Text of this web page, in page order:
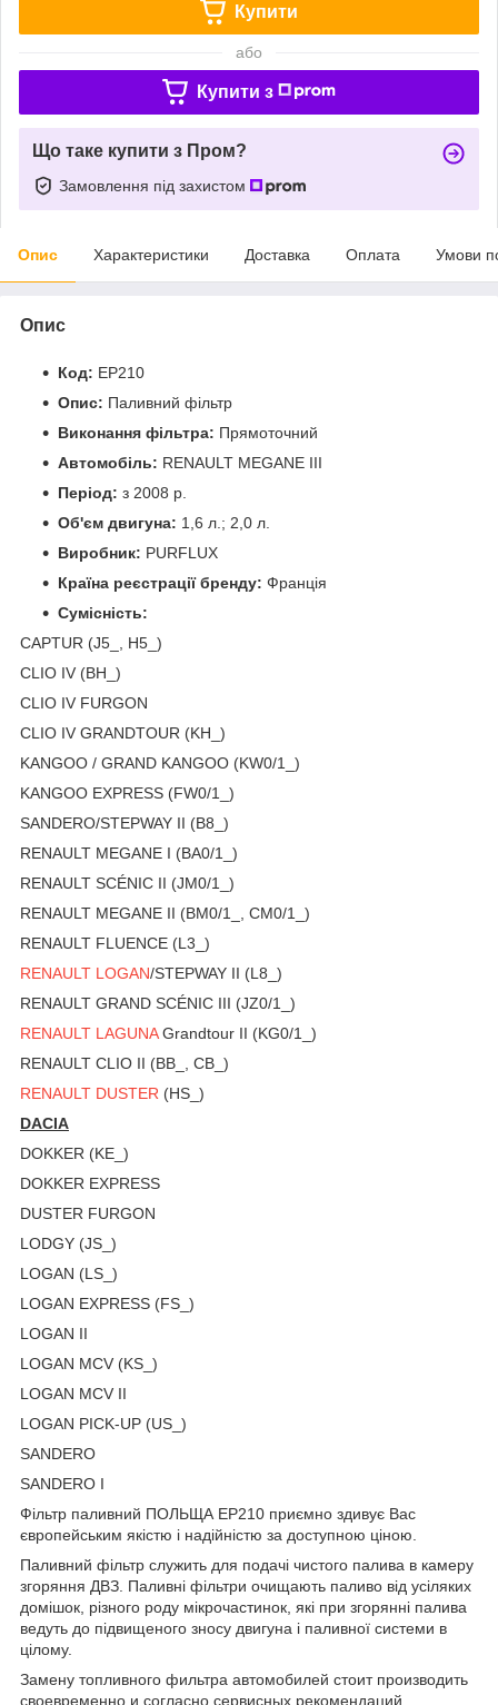
Купити
або
Купити з
Що таке купити з Пром?
Замовлення під захистом
Опис Характеристики Доставка Оплата Умови
Опис
Код: EP210
Опис: Паливний фільтр
Виконання фільтра: Прямоточний
Автомобіль: RENAULT MEGANE III
Період: з 2008 р.
Об'єм двигуна: 1,6 л.; 2,0 л.
Виробник: PURFLUX
Країна реєстрації бренду: Франція
Сумісність:
CAPTUR (J5_, H5_)
CLIO IV (BH_)
CLIO IV FURGON
CLIO IV GRANDTOUR (KH_)
KANGOO / GRAND KANGOO (KW0/1_)
KANGOO EXPRESS (FW0/1_)
SANDERO/STEPWAY II (B8_)
RENAULT MEGANE I (BA0/1_)
RENAULT SCÉNIC II (JM0/1_)
RENAULT MEGANE II (BM0/1_, CM0/1_)
RENAULT FLUENCE (L3_)
RENAULT LOGAN/STEPWAY II (L8_)
RENAULT GRAND SCÉNIC III (JZ0/1_)
RENAULT LAGUNAGrandtour II (KG0/1_)
RENAULT CLIO II (BB_, CB_)
RENAULT DUSTER (HS_)
DACIA
DOKKER (KE_)
DOKKER EXPRESS
DUSTER FURGON
LODGY (JS_)
LOGAN (LS_)
LOGAN EXPRESS (FS_)
LOGAN II
LOGAN MCV (KS_)
LOGAN MCV II
LOGAN PICK-UP (US_)
SANDERO
SANDERO I
Фільтр паливний ПОЛЬЩА EP210 приємно здивує Вас
європейським якістю і надійністю за доступною ціною.
Паливний фільтр служить для подачі чистого палива в камеру
згоряння ДВЗ. Паливні фільтри очищають паливо від усіляких
домішок, різного роду мікрочастинок, які при згорянні палива
ведуть до підвищеного зносу двигуна і паливної системи в
цілому.
Замену топливного фильтра автомобилей стоит производить
своевременно и согласно сервисных рекомендаций